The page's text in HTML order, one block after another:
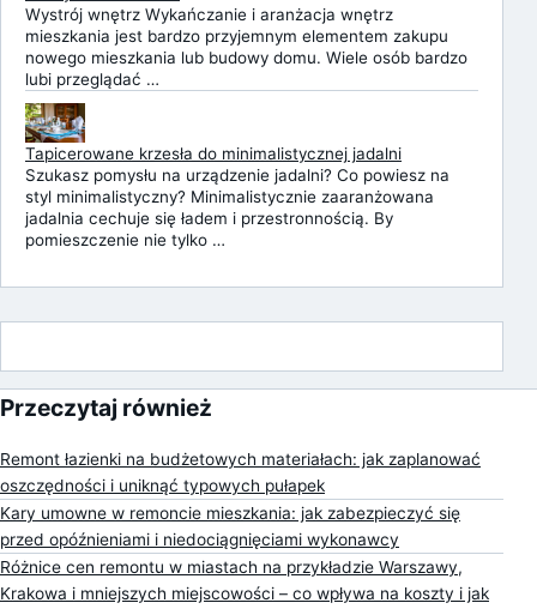
Wystrój wnętrz Wykańczanie i aranżacja wnętrz
mieszkania jest bardzo przyjemnym elementem zakupu
nowego mieszkania lub budowy domu. Wiele osób bardzo
lubi przeglądać …
Tapicerowane krzesła do minimalistycznej jadalni
Szukasz pomysłu na urządzenie jadalni? Co powiesz na
styl minimalistyczny? Minimalistycznie zaaranżowana
jadalnia cechuje się ładem i przestronnością. By
pomieszczenie nie tylko …
Przeczytaj również
Remont łazienki na budżetowych materiałach: jak zaplanować
oszczędności i uniknąć typowych pułapek
Kary umowne w remoncie mieszkania: jak zabezpieczyć się
przed opóźnieniami i niedociągnięciami wykonawcy
Różnice cen remontu w miastach na przykładzie Warszawy,
Krakowa i mniejszych miejscowości – co wpływa na koszty i jak